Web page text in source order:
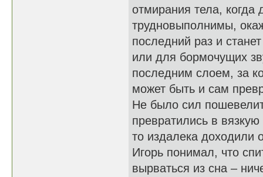
отмирания тела, когда
трудновыполнимы,
последний раз и
или для бормочущих
последним слоем, за
может быть и сам
Не было сил
превратились в
то издалека доходили
Игорь понимал, что
вырваться из сна –